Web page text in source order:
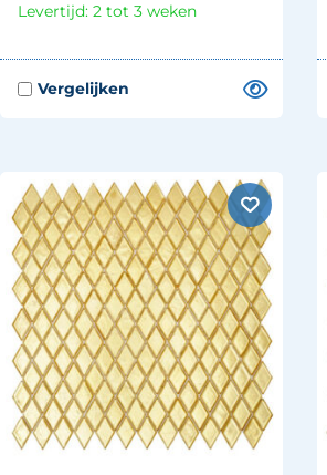
Levertijd: 2 tot 3 weken